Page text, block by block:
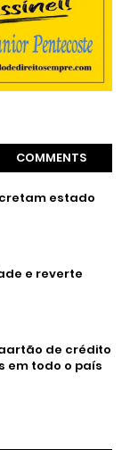
COMMENTS
estado
e reverte
de crédito
em todo o país